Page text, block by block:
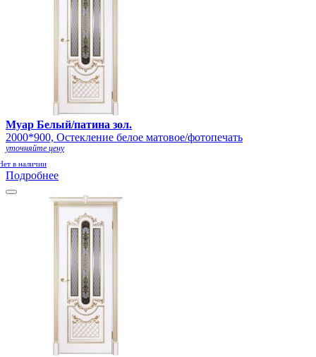
Муар Белый/патина зол.
2000*900, Остекление белое матовое/фотопечать
уточняйте цену
в наличии
Подробнее